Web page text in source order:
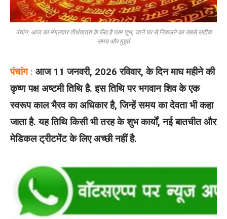
पंचांग: आज का मंगलवार तीर्थयात्रा के लिए है परम शुभ; जानें घर से निकलने का सबसे सटीक
समय और मुहूर्त
पंचांग : आज 11 जनवरी, 2026 रविवार, के दिन माघ महीने की
कृष्ण पक्ष अष्टमी तिथि है. इस तिथि पर भगवान शिव के एक
स्वरूप काल भैरव का अधिकार है, जिन्हें समय का देवता भी कहा
जाता है. यह तिथि किसी भी तरह के शुभ कार्यों, नई बातचीत और
मेडिकल ट्रीटमेंट के लिए अच्छी नहीं है.